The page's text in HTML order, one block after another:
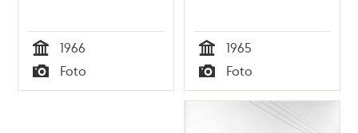
Tid
1966
Typ
Foto Tid
1965
Typ
Foto